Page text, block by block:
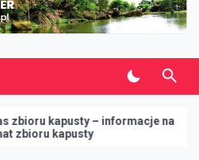
kapusty – informacje na
kapusty